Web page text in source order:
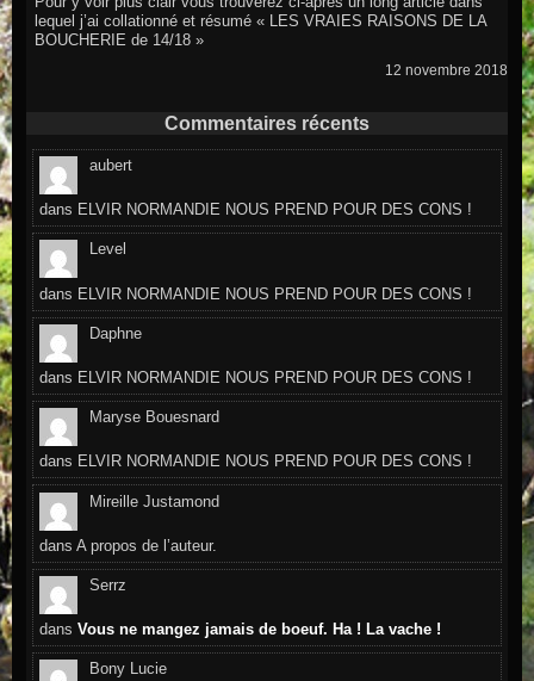
lequel j’ai collationné et résumé « LES VRAIES RAISONS DE LA
BOUCHERIE de 14/18 »
12 novembre 2018
Commentaires récents
aubert
dans ELVIR NORMANDIE NOUS PREND POUR DES CONS !
Level
dans ELVIR NORMANDIE NOUS PREND POUR DES CONS !
Daphne
dans ELVIR NORMANDIE NOUS PREND POUR DES CONS !
Maryse Bouesnard
dans ELVIR NORMANDIE NOUS PREND POUR DES CONS !
Mireille Justamond
dansA propos de l’auteur.
Serrz
dansVous ne mangez jamais de boeuf. Ha ! La vache !
Bony Lucie